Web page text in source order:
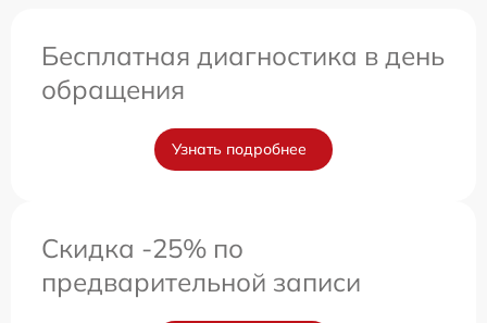
Бесплатная диагностика в день
обращения
Узнать подробнее
Скидка -25% по
предварительной записи